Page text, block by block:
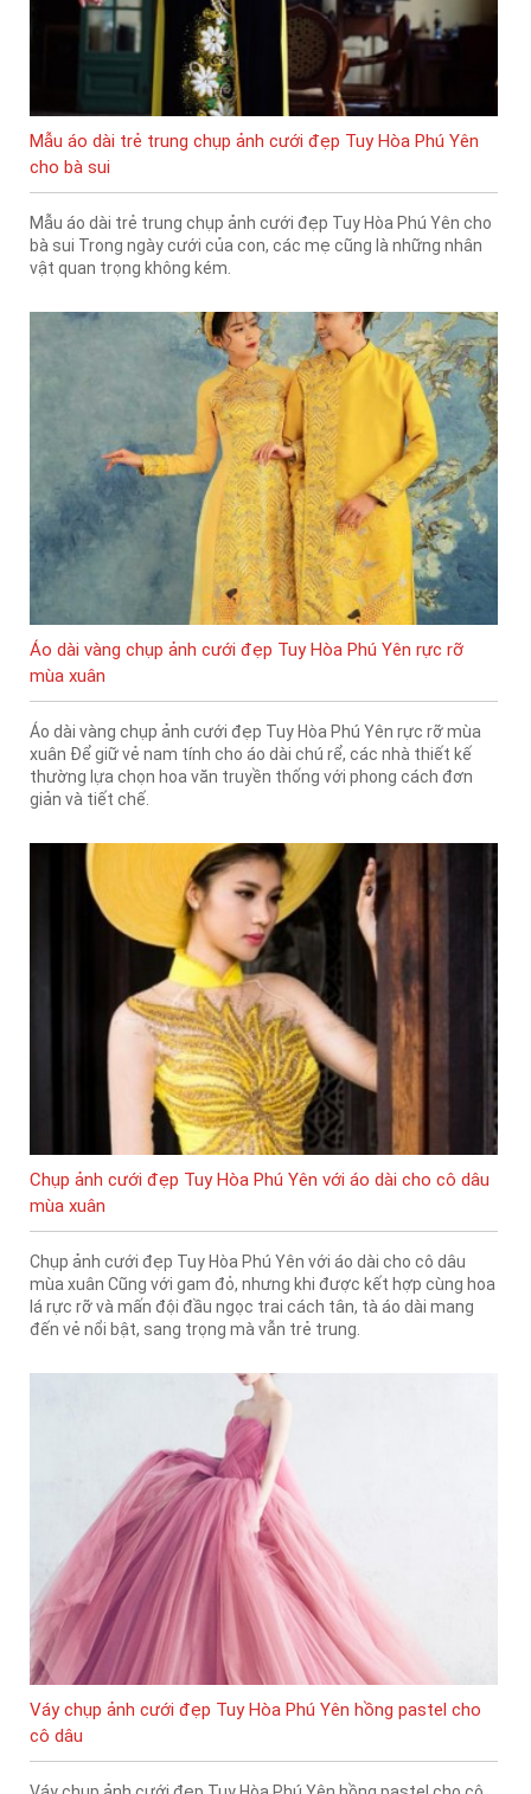
Mẫu áo dài trẻ trung chụp ảnh cưới đẹp Tuy Hòa Phú Yên
cho bà sui
Mẫu áo dài trẻ trung chụp ảnh cưới đẹp Tuy Hòa Phú Yên cho
bà sui Trong ngày cưới của con, các mẹ cũng là những nhân
vật quan trọng không kém.
Áo dài vàng chụp ảnh cưới đẹp Tuy Hòa Phú Yên rực rỡ
mùa xuân
Áo dài vàng chụp ảnh cưới đẹp Tuy Hòa Phú Yên rực rỡ mùa
xuân Để giữ vẻ nam tính cho áo dài chú rể, các nhà thiết kế
thường lựa chọn hoa văn truyền thống với phong cách đơn
giản và tiết chế.
Chụp ảnh cưới đẹp Tuy Hòa Phú Yên với áo dài cho cô dâu
mùa xuân
Chụp ảnh cưới đẹp Tuy Hòa Phú Yên với áo dài cho cô dâu
mùa xuân Cũng với gam đỏ, nhưng khi được kết hợp cùng hoa
lá rực rỡ và mấn đội đầu ngọc trai cách tân, tà áo dài mang
đến vẻ nổi bật, sang trọng mà vẫn trẻ trung.
Váy chụp ảnh cưới đẹp Tuy Hòa Phú Yên hồng pastel cho
cô dâu